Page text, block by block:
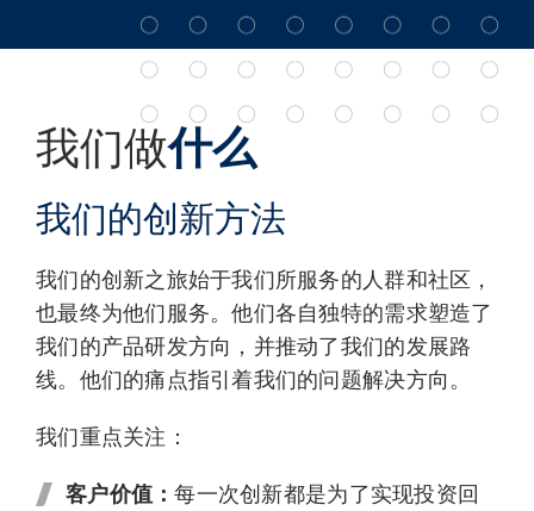
我们做什么
我们的创新方法
我们的创新之旅始于我们所服务的人群和社区，
也最终为他们服务。他们各自独特的需求塑造了
我们的产品研发方向，并推动了我们的发展路
线。他们的痛点指引着我们的问题解决方向。
我们重点关注：
客户价值：每一次创新都是为了实现投资回